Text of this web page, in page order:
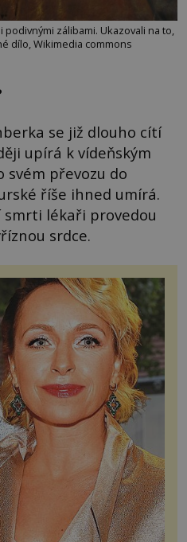
zálibami. Ukazovali na to,
dílo, Wikimedia commons
se již dlouho cítí
upírá k vídeňským
svém převozu do
říše ihned umírá.
smrti lékaři provedou
srdce.